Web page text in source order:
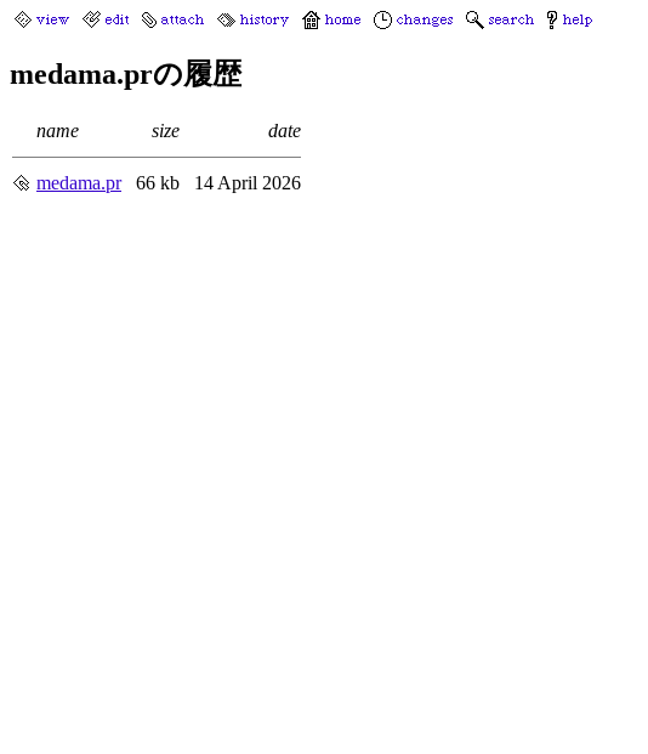
medama.prの履歴
name size date
medama.pr 66 kb 14 April 2026